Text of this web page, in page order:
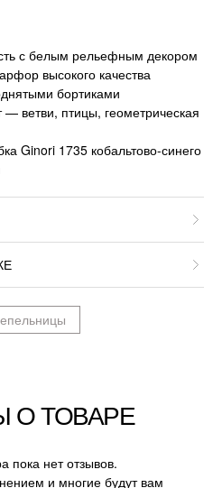
с белым рельефным декором
высокого качества
бортиками
ветви, птицы, геометрическая
Ginori 1735 кобальтово-синего
О ТОВАРЕ
пока нет отзывов.
и многие будут вам